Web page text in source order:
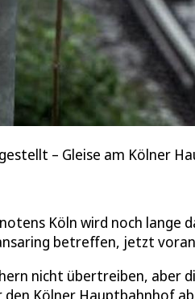
– Gleise am Kölner
Köln wird noch
betreffen, jetzt
nicht übertreiben, aber
Kölner Hauptbahnhof